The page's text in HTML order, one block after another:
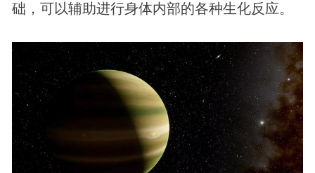
础，可以辅助进行身体内部的各种生化反应。